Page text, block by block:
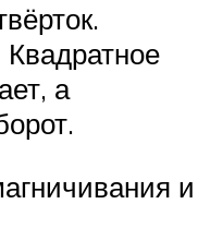
Квадратное
а
и